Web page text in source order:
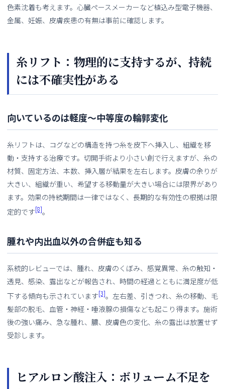
色素沈着も考えます。心臓ペースメーカーなど植込み型電子機器、
金属、妊娠、皮膚疾患の有無は事前に確認します。
糸リフト：物理的に支持するが、持続
には不確実性がある
向いているのは軽度〜中等度の輪郭変化
糸リフトは、コグなどの構造を持つ糸を皮下へ挿入し、組織を移
動・支持する治療です。切開手術より小さい創で行えますが、糸の
材質、固定方法、本数、挿入層が結果を左右します。皮膚の余りが
大きい、組織が重い、希望する移動量が大きい場合には限界があり
ます。効果の持続期間は一律ではなく、長期的な有効性の根拠は限
定的です[8]。
腫れや内出血以外の合併症も知る
系統的レビューでは、腫れ、皮膚のくぼみ、感覚異常、糸の触知・
透見、感染、露出などが報告され、時間の経過とともに満足度が低
下する傾向も示されています[3]。左右差、引きつれ、糸の移動、毛
髪部の脱毛、血管・神経・唾液腺の損傷なども起こり得ます。施術
後の強い痛み、急な腫れ、膿、皮膚色の変化、糸の露出は放置せず
受診します。
ヒアルロン酸注入：ボリューム不足を